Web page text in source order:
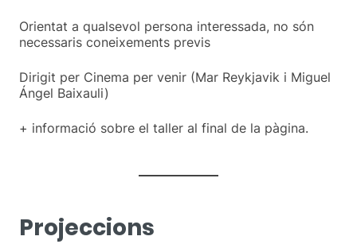
Orientat a qualsevol persona interessada, no són
necessaris coneixements previs
Dirigit per Cinema per venir (Mar Reykjavik i Miguel
Ángel Baixauli)
+ informació sobre el taller al final de la pàgina.
Projeccions